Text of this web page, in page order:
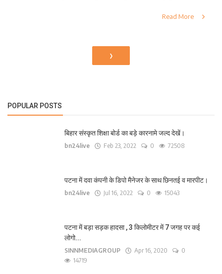
Read More
›
POPULAR POSTS
बिहार संस्कृत शिक्षा बोर्ड का बड़े कारनामे जल्द देखें।
bn24live Feb 23, 2022 0 72508
पटना में दवा कंपनी के डिपो मैनेजर के साथ छिनतई व मारपीट।
bn24live Jul 16, 2022 0 15043
पटना में बड़ा सड़क हादसा , 3 किलोमीटर में 7 जगह पर कई
लोगो...
SINNMEDIAGROUP Apr 16, 2020
0
14719